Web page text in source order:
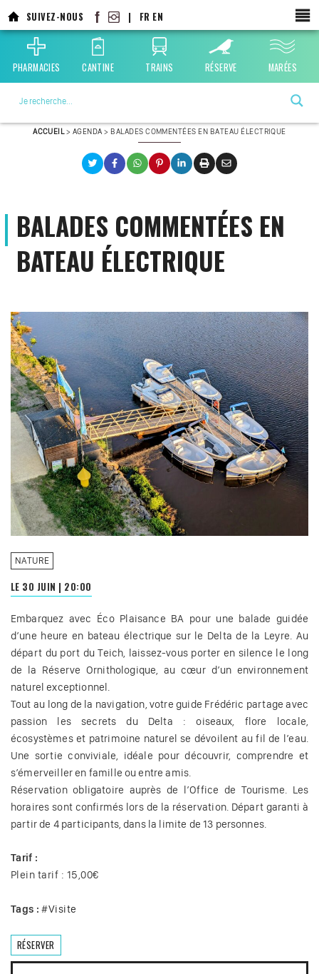
au
contenu
principal
SUIVEZ-NOUS | FR EN
PHARMACIES CANTINE TRAINS RÉSERVE MARÉES
ACCUEIL> AGENDA > BALADES COMMENTÉES EN BATEAU ÉLECTRIQUE
BALADES COMMENTÉES EN
BATEAU ÉLECTRIQUE
NATURE
LE 30 JUIN | 20:00
Embarquez avec Éco Plaisance BA pour une balade guidée
d’une heure en bateau électrique sur le Delta de la Leyre. Au
départ du port du Teich, laissez-vous porter en silence le long
de la Réserve Ornithologique, au cœur d’un environnement
naturel exceptionnel.
Tout au long de la navigation, votre guide Frédéric partage avec
passion les secrets du Delta : oiseaux, flore locale,
écosystèmes et patrimoine naturel se dévoilent au fil de l’eau.
Une sortie conviviale, idéale pour découvrir, comprendre et
s’émerveiller en famille ou entre amis.
Réservation obligatoire auprès de l’Office de Tourisme. Les
horaires sont confirmés lors de la réservation. Départ garanti à
partir de 4 participants, dans la limite de 13 personnes.
Tarif :
Plein tarif : 15,00€
Tags : #Visite
RÉSERVER